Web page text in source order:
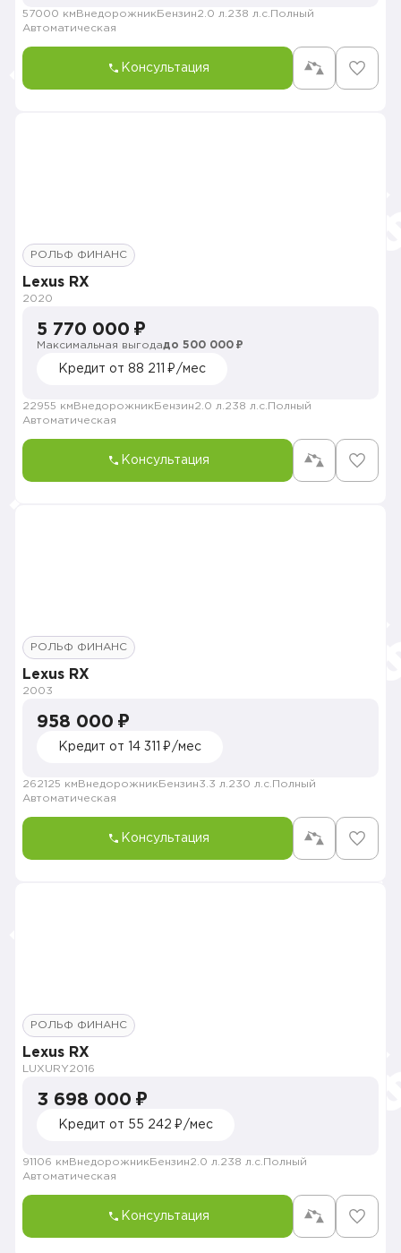
57000 км Внедорожник Бензин2.0 л. 238 л.с. Полный
Автоматическая
Консультация
РОЛЬФ ФИНАНС
Lexus RX
2020
5 770 000 ₽
Максимальная выгодадо 500 000 ₽
Кредит от 88 211 ₽/мес
22955 км Внедорожник Бензин2.0 л. 238 л.с. Полный
Автоматическая
Консультация
РОЛЬФ ФИНАНС
Lexus RX
2003
958 000 ₽
Кредит от 14 311 ₽/мес
262125 км Внедорожник Бензин3.3 л. 230 л.с. Полный
Автоматическая
Консультация
РОЛЬФ ФИНАНС
Lexus RX
LUXURY2016
3 698 000 ₽
Кредит от 55 242 ₽/мес
91106 км Внедорожник Бензин2.0 л. 238 л.с. Полный
Автоматическая
Консультация